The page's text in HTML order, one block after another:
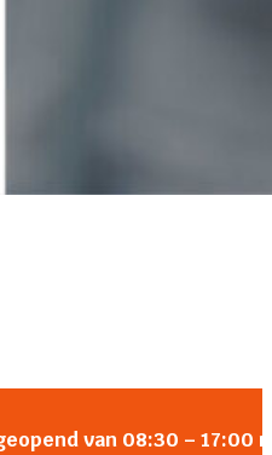
van 08:30 –